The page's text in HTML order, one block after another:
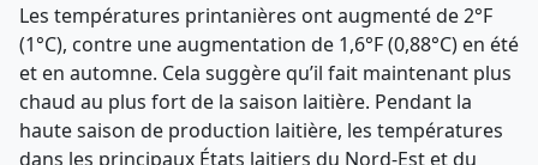
Les températures printanières ont augmenté de 2°F
(1°C), contre une augmentation de 1,6°F (0,88°C) en été
et en automne. Cela suggère qu’il fait maintenant plus
chaud au plus fort de la saison laitière. Pendant la
haute saison de production laitière, les températures
dans les principaux États laitiers du Nord-Est et du